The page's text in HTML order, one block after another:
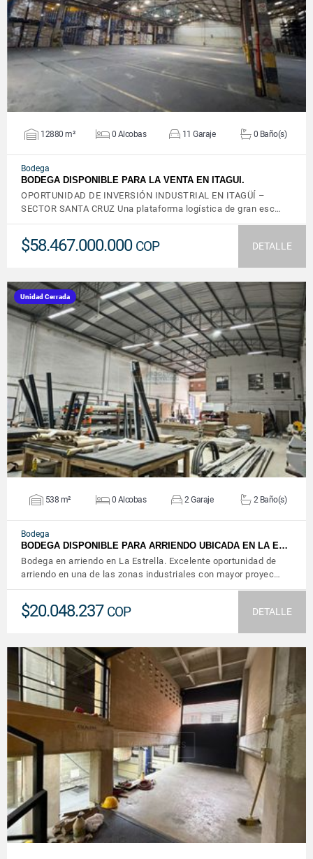
VER DETALLES
12880 m² 0 Alcobas 11 Garaje 0 Baño(s)
Bodega
BODEGA DISPONIBLE PARA LA VENTA EN ITAGUI.
OPORTUNIDAD DE INVERSIÓN INDUSTRIAL EN ITAGÜÍ –
SECTOR SANTA CRUZ Una plataforma logística de gran esc…
$58.467.000.000 COP DETALLE
Unidad Cerrada
VER DETALLES
538 m² 0 Alcobas 2 Garaje 2 Baño(s)
Bodega
BODEGA DISPONIBLE PARA ARRIENDO UBICADA EN LA E…
Bodega en arriendo en La Estrella. Excelente oportunidad de
arriendo en una de las zonas industriales con mayor proyec…
$20.048.237 COP DETALLE
VER DETALLES